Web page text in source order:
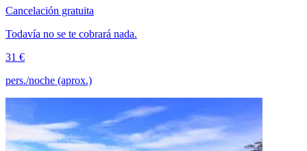
Cancelación gratuita
Todavía no se te cobrará nada.
31 €
pers./noche (aprox.)